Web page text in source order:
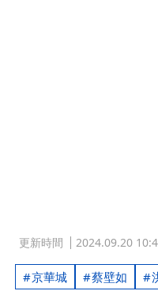
更新時間 2024.09.20
京華城 蔡壁如